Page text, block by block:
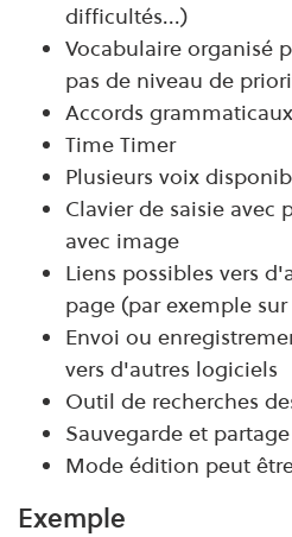
difficultés...)
Vocabulaire organisé
pas de niveau de
Accords
Time Timer
Plusieurs voix
Clavier de saisie avec
avec image
Liens possibles vers
page (par exemple
Envoi ou
vers d'autres logiciels
Outil de recherches
Sauvegarde et
Mode édition peut
Exemple